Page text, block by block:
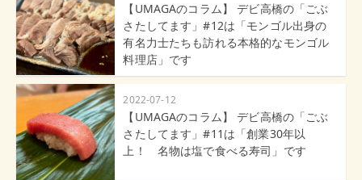
【UMAGAのコラム】 デビ高橋の「ごぶ
さたしてます」#12は「モンゴル出身の
有名力士たちも訪れる本格的なモンゴル
料理店」です
2022-07-12
【UMAGAのコラム】 デビ高橋の「ごぶ
さたしてます」#11は「創業30年以
上！ 名物は塩で食べる寿司」です